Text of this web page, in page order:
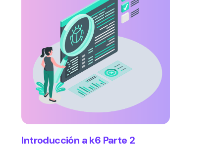
Introducción a k6 Parte 2